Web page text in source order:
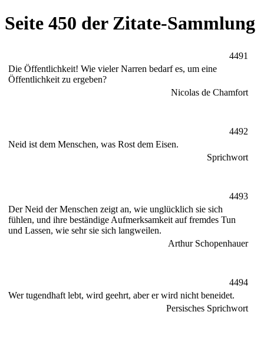
Seite 450 der Zitate-Sammlung
4491
Die Öffentlichkeit! Wie vieler Narren bedarf es, um eine
Öffentlichkeit zu ergeben?
Nicolas de Chamfort
4492
Neid ist dem Menschen, was Rost dem Eisen.
Sprichwort
4493
Der Neid der Menschen zeigt an, wie unglücklich sie sich
fühlen, und ihre beständige Aufmerksamkeit auf fremdes Tun
und Lassen, wie sehr sie sich langweilen.
Arthur Schopenhauer
4494
Wer tugendhaft lebt, wird geehrt, aber er wird nicht beneidet.
Persisches Sprichwort